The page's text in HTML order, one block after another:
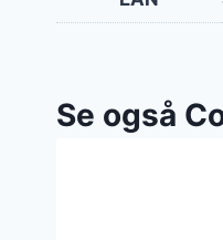
Se også